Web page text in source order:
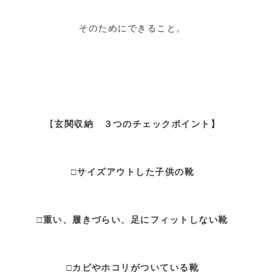
そのためにできること。
【玄関収納 ３つのチェックポイント】
□サイズアウトした子供の靴
□重い、履きづらい、足にフィットしない靴
□カビやホコリがついている靴